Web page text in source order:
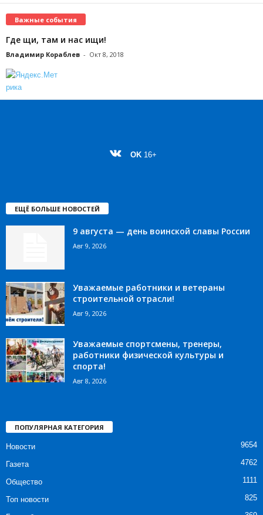
Важные события
Где щи, там и нас ищи!
Владимир Кораблев - Окт 8, 2018
OK 16+
ЕЩЁ БОЛЬШЕ НОВОСТЕЙ
9 августа — день воинской славы России
Авг 9, 2026
Уважаемые работники и ветераны
строительной отрасли!
Авг 9, 2026
Уважаемые спортсмены, тренеры,
работники физической культуры и
спорта!
Авг 8, 2026
ПОПУЛЯРНАЯ КАТЕГОРИЯ
Новости 9654
Газета 4762
Общество 1111
Топ новости 825